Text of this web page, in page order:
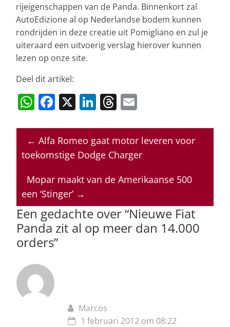
rijeigenschappen van de Panda. Binnenkort zal
AutoEdizione al op Nederlandse bodem kunnen
rondrijden in deze creatie uit Pomigliano en zul je
uiteraard een uitvoerig verslag hierover kunnen
lezen op onze site.
Deel dit artikel:
W
h
at
s
p
p
F
a
c
e
b
o
o
k
X Li
n
k
e
dI
n
T
h
re
a
s
ai
l
← Alfa Romeo gaat motor leveren voor
toekomstige Dodge Charger
Mopar maakt van de Amerikaanse 500
een ‘Stinger’ →
Een gedachte over “Nieuwe Fiat
Panda zit al op meer dan 14.000
orders”
Marcos
1 februari 2012 om 08:22